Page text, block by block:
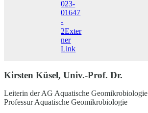
023-
01647
-
2Exter
ner
Link
Kirsten Küsel, Univ.-Prof. Dr.
Leiterin der AG Aquatische Geomikrobiologie
Professur Aquatische Geomikrobiologie